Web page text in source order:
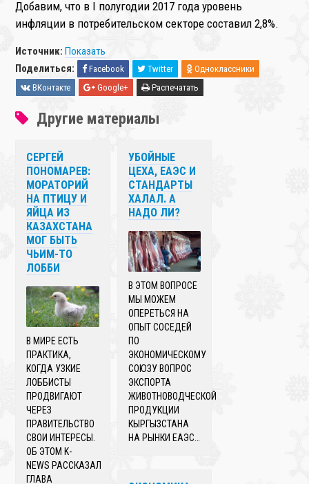
Добавим, что в I полугодии 2017 года уровень
инфляции в потребительском секторе составил 2,8%.
Источник:Показать
Поделиться:
Facebook Twitter
Одноклассники
ВКонтакте
Google+ Распечатать
Другие материалы
СЕРГЕЙ
ПОНОМАРЕВ:
МОРАТОРИЙ
НА ПТИЦУ И
ЯЙЦА ИЗ
КАЗАХСТАНА
МОГ БЫТЬ
ЧЬИМ-ТО
ЛОББИ
В МИРЕ ЕСТЬ
ПРАКТИКА,
КОГДА УЗКИЕ
ЛОББИСТЫ
ПРОДВИГАЮТ
ЧЕРЕЗ
ПРАВИТЕЛЬСТВО
СВОИ ИНТЕРЕСЫ.
ОБ ЭТОМ K-
NEWS РАССКАЗАЛ
ГЛАВА
УБОЙНЫЕ
ЦЕХА, ЕАЭС И
СТАНДАРТЫ
ХАЛАЛ. А
НАДО ЛИ?
В ЭТОМ ВОПРОСЕ
МЫ МОЖЕМ
ОПЕРЕТЬСЯ НА
ОПЫТ СОСЕДЕЙ
ПО
ЭКОНОМИЧЕСКОМУ
СОЮЗУ ВОПРОС
ЭКСПОРТА
ЖИВОТНОВОДЧЕСКОЙ
ПРОДУКЦИИ
КЫРГЫЗСТАНА
НА РЫНКИ ЕАЭС…